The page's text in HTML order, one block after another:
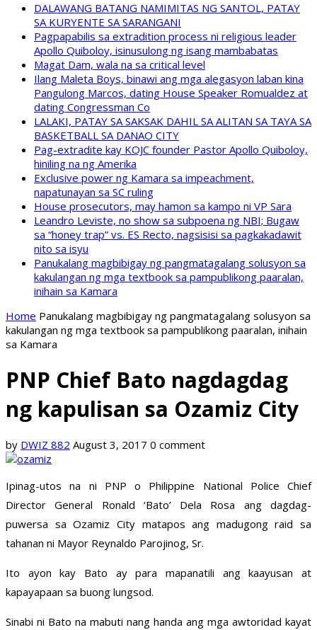
DALAWANG BATANG NAMIMITAS NG SANTOL, PATAY
SA KURYENTE SA SARANGANI
Pagpapabilis sa extradition process ni religious leader
Apollo Quiboloy, isinusulong ng isang mambabatas
Magat Dam, wala na sa critical level
Ilang Maleta Boys, binawi ang mga alegasyon laban kina
Pangulong Marcos, dating House Speaker Romualdez at
dating Congressman Co
LALAKI, PATAY SA SAKSAK DAHIL SA ALITAN SA TAYA SA
BASKETBALL SA DANAO CITY
Pag-extradite kay KOJC founder Pastor Apollo Quiboloy,
hiniling na ng Amerika
Exclusive power ng Kamara sa impeachment,
napatunayan sa SC ruling
House prosecutors, may hamon sa kampo ni VP Sara
Leandro Leviste, no show sa subpoena ng NBI; Bugaw
sa “honey trap” vs. ES Recto, nagsisisi sa pagkakadawit
nito sa isyu
Panukalang magbibigay ng pangmatagalang solusyon sa
kakulangan ng mga textbook sa pampublikong paaralan,
inihain sa Kamara
Home Panukalang magbibigay ng pangmatagalang solusyon sa
kakulangan ng mga textbook sa pampublikong paaralan, inihain
sa Kamara
PNP Chief Bato nagdagdag
ng kapulisan sa Ozamiz City
by DWIZ 882 August 3, 2017 0 comment
Ipinag-utos na ni PNP o Philippine National Police Chief
Director General Ronald ‘Bato’ Dela Rosa ang dagdag-
puwersa sa Ozamiz City matapos ang madugong raid sa
tahanan ni Mayor Reynaldo Parojinog, Sr.
Ito ayon kay Bato ay para mapanatili ang kaayusan at
kapayapaan sa buong lungsod.
Sinabi ni Bato na mabuti nang handa ang mga awtoridad kayat